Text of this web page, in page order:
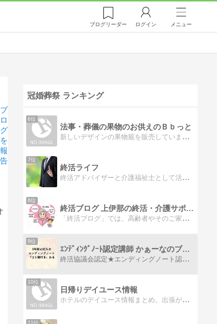
ブログリーダー ログイン メニュー
ブ
ロ
グ
を
報
告
冠婚葬祭 ランキング
6位
法事・葬儀の果物のお供えのＢｂっと
新しいデザインの果物籠を販売しています。旬の果物を環境に優しいお供えＢＯＸに詰め合わせた、見た目も美しい果物盛籠
7位
終活ライフ
終活アドバイザーと介護福祉士として活躍している「ケンジ」終活や介護についての情報を発信するブログです。
8位
終活ブログ 上伊那の終活・介護サポート｜一般社団法人あいえん
「終活ブログ」では、高齢者やそのご家族の方々を対象に、終活に役立つ情報をわかりやすくお届けします。想の暮らしを実現するためにぜひご活用ください。
9位
ｴﾝﾃﾞｨﾝｸﾞﾉｰﾄ認定講師 かぁーなのブログ
終活協議会認定★エンディングノート認定講師★終活セミナー認定講師★終活ガイド認定講師★心託コンシェルジュ（オンライン片付けアドバイザー勉強中♪）の かぁーなです☆お役立ち情報満載♪
10位
日帰りデイユース情報
ホテルのデイユース情報まとめ。出張が多いので安いところを調べるついでに一覧表にしました。
11位